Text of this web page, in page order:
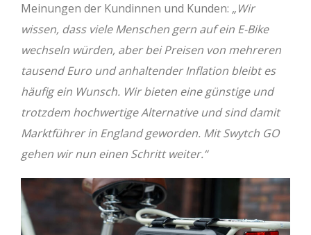
Meinungen der Kundinnen und Kunden: „Wir
wissen, dass viele Menschen gern auf ein E-Bike
wechseln würden, aber bei Preisen von mehreren
tausend Euro und anhaltender Inflation bleibt es
häufig ein Wunsch. Wir bieten eine günstige und
trotzdem hochwertige Alternative und sind damit
Marktführer in England geworden. Mit Swytch GO
gehen wir nun einen Schritt weiter.“